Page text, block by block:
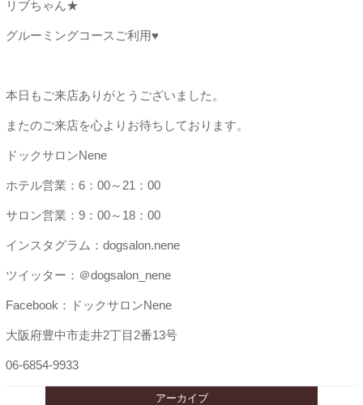
リブちゃん★
グルーミングコースご利用♥
本日もご来店ありがとうございました。
またのご来店を心よりお待ちしております。
ドックサロンNene
ホテル営業：6：00～21：00
サロン営業：9：00～18：00
インスタグラム：dogsalon.nene
ツイッター：＠dogsalon_nene
Facebook：ドックサロンNene
大阪府豊中市走井2丁目2番13号
06-6854-9933
アーカイブ